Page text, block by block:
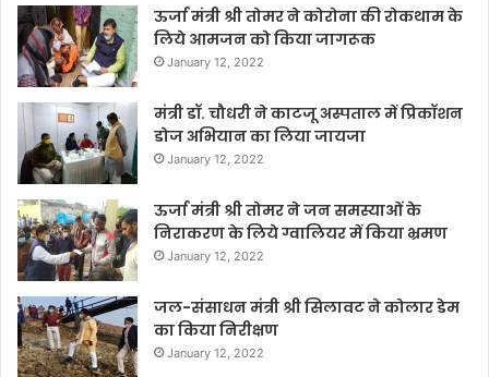
ऊर्जा मंत्री श्री तोमर ने कोरोना की रोकथाम के
लिये आमजन को किया जागरूक
January 12, 2022
मंत्री डॉ. चौधरी ने काटजू अस्पताल में प्रिकॉशन
डोज अभियान का लिया जायजा
January 12, 2022
ऊर्जा मंत्री श्री तोमर ने जन समस्याओं के
निराकरण के लिये ग्वालियर में किया भ्रमण
January 12, 2022
जल-संसाधन मंत्री श्री सिलावट ने कोलार डेम
का किया निरीक्षण
January 12, 2022